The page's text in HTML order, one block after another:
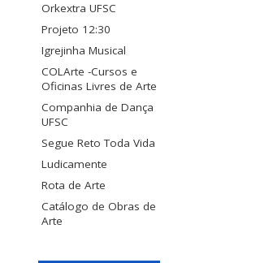
Orkextra UFSC
Projeto 12:30
Igrejinha Musical
COLArte -Cursos e
Oficinas Livres de Arte
Companhia de Dança
UFSC
Segue Reto Toda Vida
Ludicamente
Rota de Arte
Catálogo de Obras de
Arte